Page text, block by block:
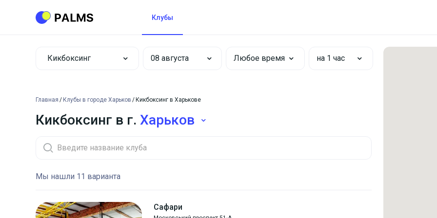
Клубы
Кикбоксинг Любое время на 1 час
Главная Клубы в городе Харьков Кикбоксинг в Харькове
Кикбоксинг в г. Харьков
Мы нашли 11 варианта
Сафари